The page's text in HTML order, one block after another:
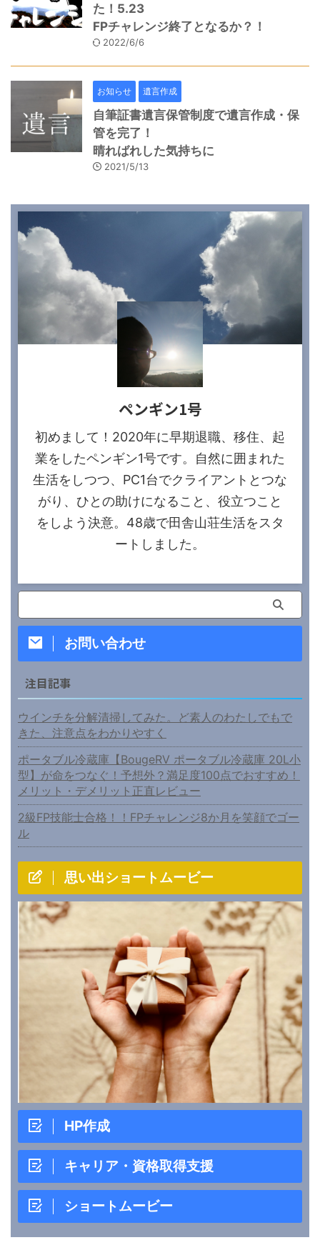
た！5.23
FPチャレンジ終了となるか？！
2022/6/6
お知らせ 遺言作成
自筆証書遺言保管制度で遺言作成・保
管を完了！
晴ればれした気持ちに
2021/5/13
ペンギン1号
初めまして！2020年に早期退職、移住、起
業をしたペンギン1号です。自然に囲まれた
生活をしつつ、PC1台でクライアントとつな
がり、ひとの助けになること、役立つこと
をしよう決意。48歳で田舎山荘生活をスタ
ートしました。
お問い合わせ
注目記事
ウインチを分解清掃してみた。ど素人のわたしでもで
きた、注意点をわかりやすく
ポータブル冷蔵庫【BougeRV ポータブル冷蔵庫 20L小
型】が命をつなぐ！予想外？満足度100点でおすすめ！
メリット・デメリット正直レビュー
2級FP技能士合格！！FPチャレンジ8か月を笑顔でゴー
ル
思い出ショートムービー
HP作成
キャリア・資格取得支援
ショートムービー